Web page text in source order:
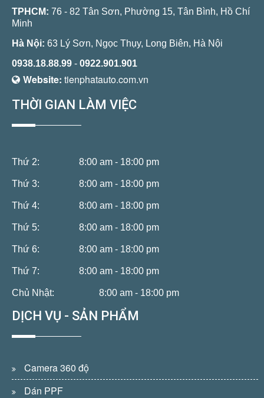
TPHCM: 76 - 82 Tân Sơn, Phường 15, Tân Bình, Hồ Chí
Minh
Hà Nội: 63 Lý Sơn, Ngọc Thụy, Long Biên, Hà Nội
0938.18.88.99 - 0922.901.901
Website: tienphatauto.com.vn
THỜI GIAN LÀM VIỆC
Thứ 2: 8:00 am - 18:00 pm
Thứ 3: 8:00 am - 18:00 pm
Thứ 4: 8:00 am - 18:00 pm
Thứ 5: 8:00 am - 18:00 pm
Thứ 6: 8:00 am - 18:00 pm
Thứ 7: 8:00 am - 18:00 pm
Chủ Nhật: 8:00 am - 18:00 pm
DỊCH VỤ - SẢN PHẨM
Camera 360 độ
Dán PPF